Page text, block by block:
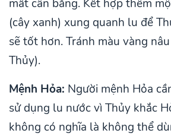
mất cân bằng. Kết hợp thêm
(cây xanh) xung quanh lu để
sẽ tốt hơn. Tránh màu vàng
Thủy).
Mệnh Hỏa: Người mệnh Hỏa
sử dụng lu nước vì Thủy khắc
không có nghĩa là không thể